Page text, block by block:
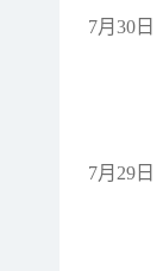
7月30日
7月29日